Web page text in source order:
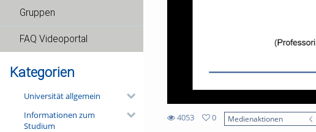
Gruppen
FAQ Videoportal
Kategorien
Universität allgemein
Informationen zum
Studium
4053
0
Medienaktionen